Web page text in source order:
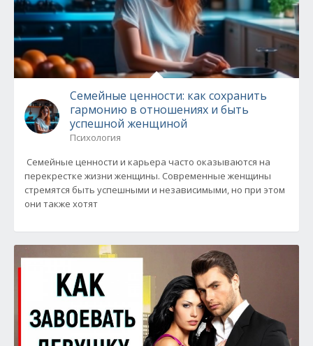
Семейные ценности: как сохранить
гармонию в отношениях и быть
успешной женщиной
Психология
Семейные ценности и карьера часто оказываются на
перекрестке жизни женщины. Современные женщины
стремятся быть успешными и независимыми, но при этом
они также хотят